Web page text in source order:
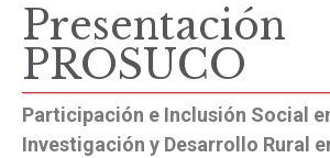
Presentación
PROSUCO
Participación e Inclusión Social
Investigación y Desarrollo Rural